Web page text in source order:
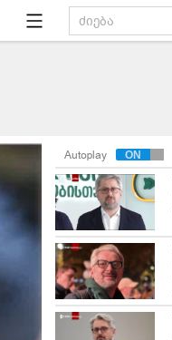
Autoplay